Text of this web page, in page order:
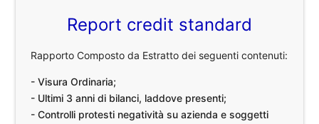
Report credit standard
Rapporto Composto da Estratto dei seguenti contenuti:
- Visura Ordinaria;
- Ultimi 3 anni di bilanci, laddove presenti;
- Controlli protesti negatività su azienda e soggetti